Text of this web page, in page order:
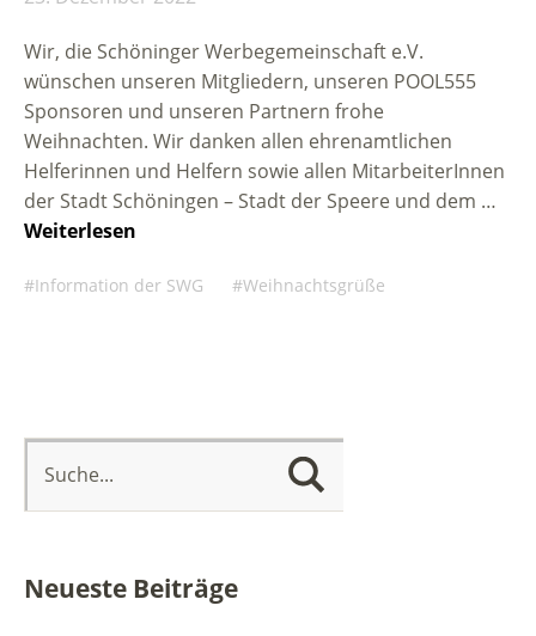
Wir, die Schöninger Werbegemeinschaft e.V.
wünschen unseren Mitgliedern, unseren POOL555
Sponsoren und unseren Partnern frohe
Weihnachten. Wir danken allen ehrenamtlichen
Helferinnen und Helfern sowie allen MitarbeiterInnen
der Stadt Schöningen – Stadt der Speere und dem …
Weiterlesen
Information der SWG Weihnachtsgrüße
Neueste Beiträge